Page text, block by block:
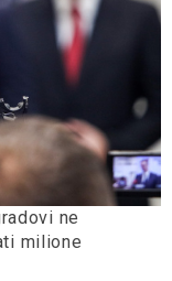
ne
milione